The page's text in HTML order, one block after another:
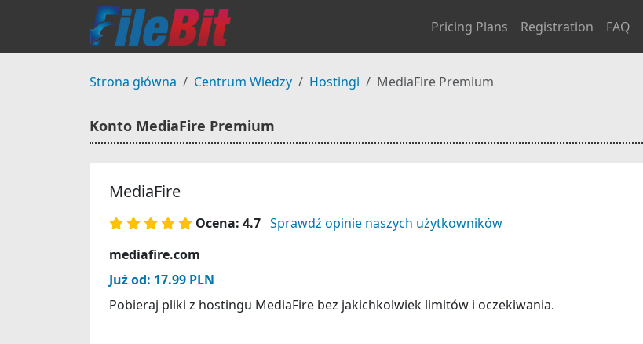
Pricing Plans Registration FAQ
Strona główna Centrum Wiedzy Hostingi MediaFire Premium
Konto MediaFire Premium
MediaFire
Ocena: 4.7 Sprawdź opinie naszych użytkowników
mediafire.com
Już od: 17.99 PLN
Pobieraj pliki z hostingu MediaFire bez jakichkolwiek limitów i oczekiwania.